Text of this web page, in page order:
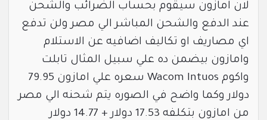
لان امازون سيقوم بحساب الضرائب والشحن
عند الدفع والشحن المباشر الي مصر ولن تدفع
اي مصاريف او تكاليف اضافيه عن الاستلام
وامازون بيضمن ده علي سبيل المثال تابلت
واكوم Wacom Intuos سعره علي امازون 79.95
دولار وكما واضح في الصوره يتم شحنه الي مصر
من امازون بتكلفه 17.53 دولار + 14.77 دولار